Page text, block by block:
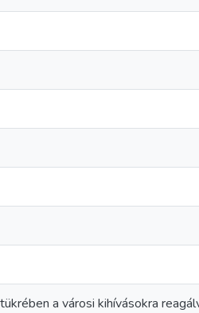
a városi kihívásokra